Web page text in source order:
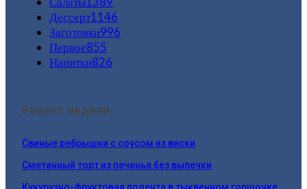
Дессерт1146
Заготовки996
Первое855
Напитки826
Рецепт недели:
Свиные ребрышки с соусом из виски
Сметанный торт из печенья без выпечки